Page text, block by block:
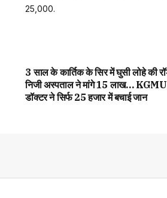
3 साल के कार्तिक के सिर में घुसी लोहे की
निजी अस्पताल ने मांगे 15 लाख…
डॉक्टर ने सिर्फ 25 हजार में बचाई जान